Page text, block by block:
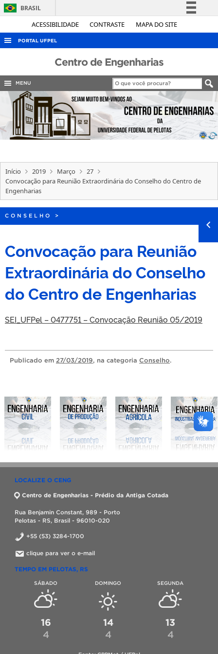
ACESSIBILIDADE CONTRASTE MAPA DO SITE
BRASIL
Simplifique!
Acesso à informação
Legislação
Canais
PORTAL UFPEL
COBALTO
CONCURSOS
EDITAIS
INTERNACIONAL
PORTARIAS
TELEFONES
Centro de Engenharias
MENU
Início 2019 Março
27
Convocação para Reunião Extraordinária do Conselho do Centro de
Engenharias
CONSELHO >
Convocação para Reunião
Extraordinária do Conselho
do Centro de Engenharias
SEI_UFPel – 0477751 – Convocação Reunião 05/2019
Publicado em 27/03/2019, na categoria Conselho.
LOCALIZE O CENG
Centro de Engenharias - Prédio da Antiga Cotada
Rua Benjamin Constant, 989 - Porto
Pelotas - RS, Brasil - 96010-020
+55 (53) 3284-1700
clique para ver o e-mail
TEMPO EM PELOTAS, RS
SÁBADO
16
4
DOMINGO
14
4
SEGUNDA
13
4